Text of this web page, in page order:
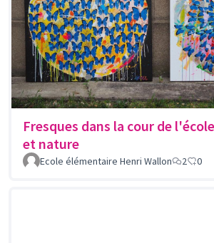
Fresques dans la cour de
et nature
Ecole élémentaire Henri Wallon 2 0